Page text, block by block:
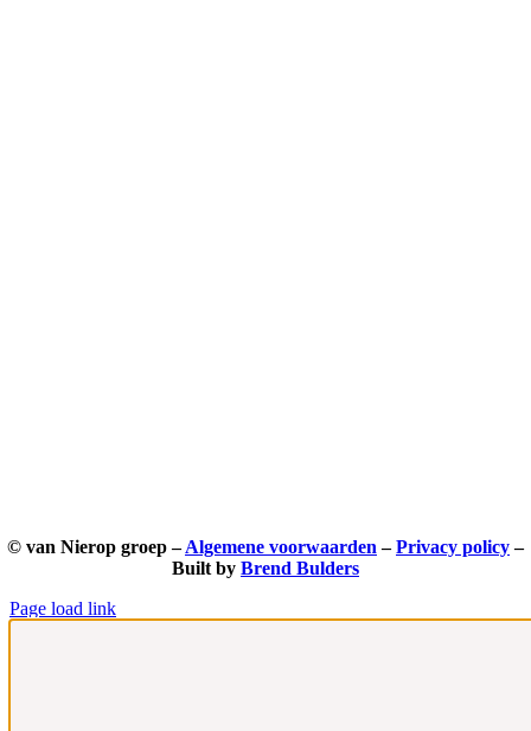
© van Nierop groep –Algemene voorwaarden –Privacy policy–
Built by Brend Bulders
Page load link
Ga